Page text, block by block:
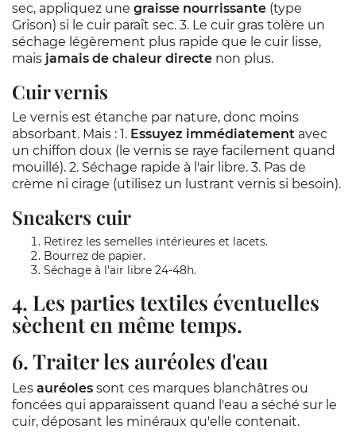
sec, appliquez une graisse nourrissante (type
Grison) si le cuir paraît sec. 3. Le cuir gras tolère un
séchage légèrement plus rapide que le cuir lisse,
mais jamais de chaleur directe non plus.
Cuir vernis
Le vernis est étanche par nature, donc moins
absorbant. Mais : 1. Essuyez immédiatement avec
un chiffon doux (le vernis se raye facilement quand
mouillé). 2. Séchage rapide à l'air libre. 3. Pas de
crème ni cirage (utilisez un lustrant vernis si besoin).
Sneakers cuir
Retirez les semelles intérieures et lacets.
Bourrez de papier.
Séchage à l'air libre 24-48h.
4. Les parties textiles éventuelles
sèchent en même temps.
6. Traiter les auréoles d'eau
Les auréoles sont ces marques blanchâtres ou
foncées qui apparaissent quand l'eau a séché sur le
cuir, déposant les minéraux qu'elle contenait.